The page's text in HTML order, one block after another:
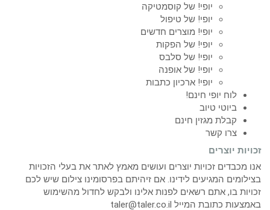
יופי! של קוסמטיקה
יופי! של טיפול
יופי! מוצרים חדשים
יופי! של הפקות
יופי! של סלבס
יופי! של אופנה
יופי! ארכיון כתבות
לוח יופי חינם!
ביוטי טיוב
קבלת מגזין חינם
צרו קשר
זכויות יוצרים
אנו מכבדים זכויות יוצרים ועושים מאמץ לאתר את בעלי הזכויות
בצילומים המגיעים לידינו. אם זיהיתם בפרסומינו צילום שיש לכם
זכויות בו, אתם רשאים לפנות אלינו ולבקש לחדול מהשימוש
באמצעות כתובת המייל taler@taler.co.il